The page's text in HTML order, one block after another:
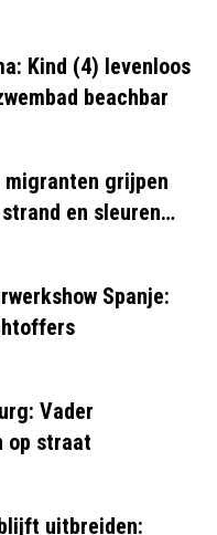
Kind (4) levenloos
beachbar
migranten grijpen
en sleuren
Spanje:
Vader
op straat
uitbreiden: